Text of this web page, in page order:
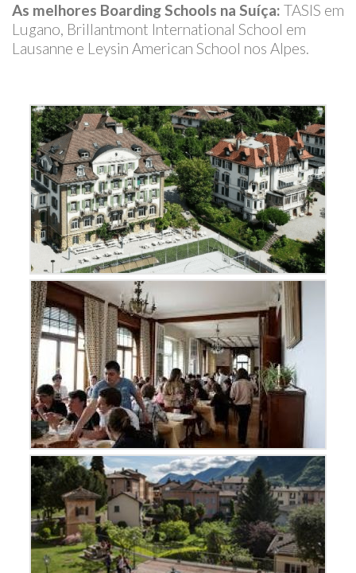
As melhores Boarding Schools na Suíça: TASIS em
Lugano, Brillantmont International School em
Lausanne e Leysin American School nos Alpes.